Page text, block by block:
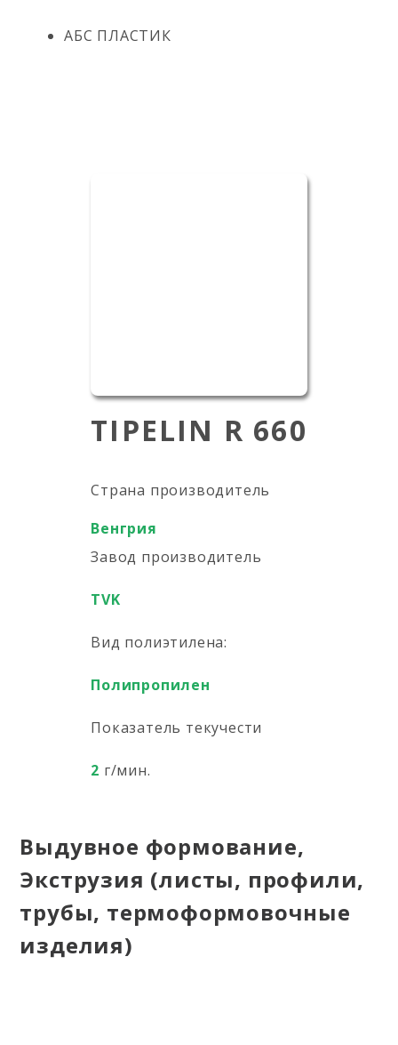
АБС ПЛАСТИК
TIPELIN R 660
Страна производитель
Венгрия
Завод производитель
TVK
Вид полиэтилена:
Полипропилен
Показатель текучести
2 г/мин.
Выдувное формование,
Экструзия (листы, профили,
трубы, термоформовочные
изделия)